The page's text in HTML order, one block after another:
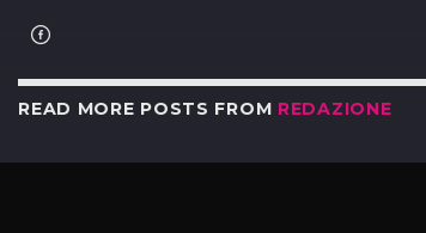
READ MORE POSTS FROM REDAZIONE